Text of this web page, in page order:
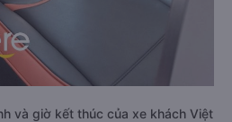
và giờ kết thúc của xe khách Việt